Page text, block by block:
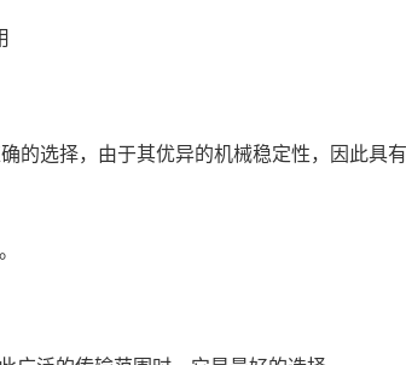
的选择，由于其优异的机械稳定性，因此具